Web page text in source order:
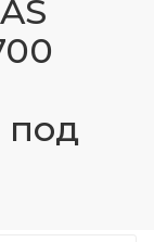
под